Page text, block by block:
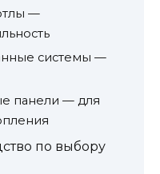
—
системы —
панели — для
по выбору